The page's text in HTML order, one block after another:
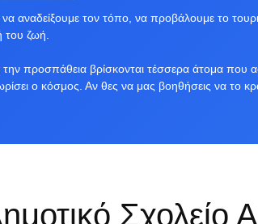
αναδείξουμε τον τόπο, να προβάλουμε το
του ζωή.
προσπάθεια βρίσκονται τέσσερα άτομα που
ο κόσμος. Αν θες να μας βοηθήσεις να το
Σχολείο